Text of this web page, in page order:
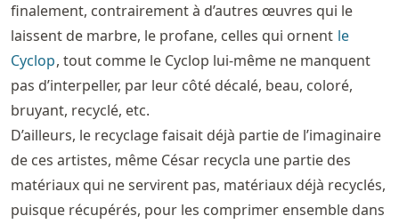
finalement, contrairement à d’autres œuvres qui le
laissent de marbre, le profane, celles qui ornent le
Cyclop, tout comme le Cyclop lui-même ne manquent
pas d’interpeller, par leur côté décalé, beau, coloré,
bruyant, recyclé, etc.
D’ailleurs, le recyclage faisait déjà partie de l’imaginaire
de ces artistes, même César recycla une partie des
matériaux qui ne servirent pas, matériaux déjà recyclés,
puisque récupérés, pour les comprimer ensemble dans